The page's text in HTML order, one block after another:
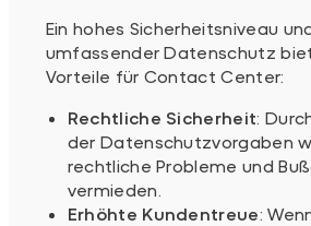
Ein hohes Sicherheitsniveau
umfassender Datenschutz
Vorteile für Contact Center:
Rechtliche Sicherheit:
der Datenschutzvorgaben
rechtliche Probleme und
vermieden.
Erhöhte Kundentreue: